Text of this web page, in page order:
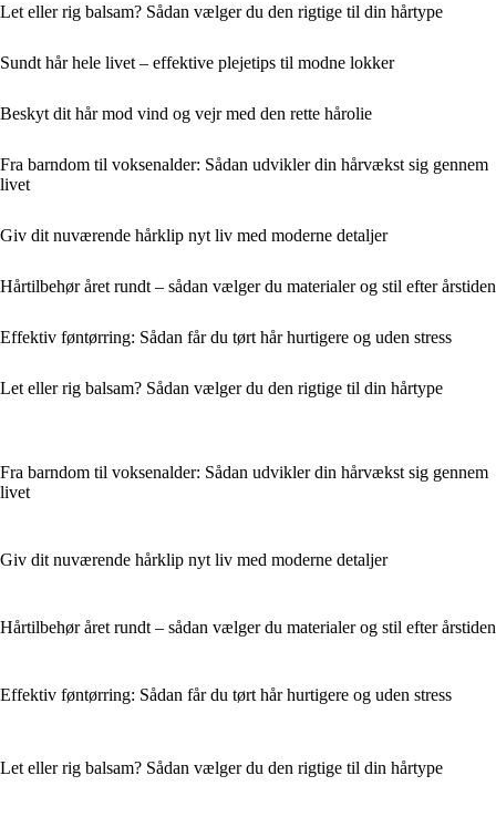
Let eller rig balsam? Sådan vælger du den rigtige til din hårtype
Sundt hår hele livet – effektive plejetips til modne lokker
Beskyt dit hår mod vind og vejr med den rette hårolie
Fra barndom til voksenalder: Sådan udvikler din hårvækst sig gennem
livet
Giv dit nuværende hårklip nyt liv med moderne detaljer
Hårtilbehør året rundt – sådan vælger du materialer og stil efter årstiden
Effektiv føntørring: Sådan får du tørt hår hurtigere og uden stress
Let eller rig balsam? Sådan vælger du den rigtige til din hårtype
Fra barndom til voksenalder: Sådan udvikler din hårvækst sig gennem
livet
Giv dit nuværende hårklip nyt liv med moderne detaljer
Hårtilbehør året rundt – sådan vælger du materialer og stil efter årstiden
Effektiv føntørring: Sådan får du tørt hår hurtigere og uden stress
Let eller rig balsam? Sådan vælger du den rigtige til din hårtype